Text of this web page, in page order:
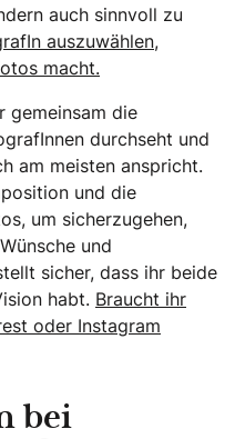
auch sinnvoll zu
auszuwählen,
macht.
gemeinsam die
durchseht und
am meisten anspricht.
und die
um sicherzugehen,
und
sicher, dass ihr beide
habt. Braucht ihr
oder Instagram
bei